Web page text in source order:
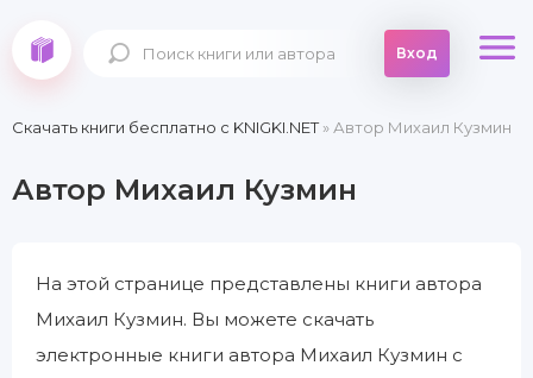
Вход
Скачать книги бесплатно c KNIGKI.NET» Автор Михаил Кузмин
Автор Михаил Кузмин
На этой странице представлены книги автора
Михаил Кузмин. Вы можете скачать
электронные книги автора Михаил Кузмин с